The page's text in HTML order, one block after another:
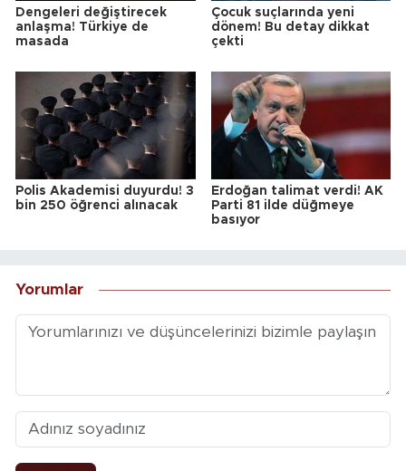
Dengeleri değiştirecek
anlaşma! Türkiye de
masada
Çocuk suçlarında yeni
dönem! Bu detay dikkat
çekti
Polis Akademisi duyurdu! 3
bin 250 öğrenci alınacak
Erdoğan talimat verdi! AK
Parti 81 ilde düğmeye
basıyor
Yorumlar